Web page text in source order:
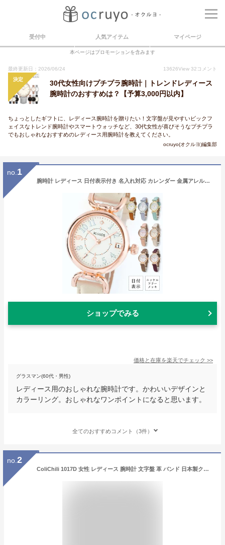
受付中 人気アイテム マイページ
本ページはプロモーションを含みます
最終更新日：2026/06/24 13626View 32 コメント
決定
30代女性向けプチプラ腕時計｜トレンドレディース
腕時計のおすすめは？【予算3,000円以内】
ちょっとしたギフトに、レディース腕時計を贈りたい！文字盤が見やすいビックフ
ェイスなトレンド腕時計やスマートウォッチなど、30代女性が喜びそうなプチプラ
でもおしゃれなおすすめのレディース用腕時計を教えてください。
ocruyo(オクルヨ)編集部
no. 1
腕時計 レディース 日付表示付き 名入れ対応 カレンダー 金属アレルギー ニッケルフリー シンプルウォッチ かわいい おしゃれ 大人 細ベルト ブランド Kiitos カジュアル 30代 綺麗 見やすい 仕事 学生 プレゼント 母の日 ギフト 1年間のメーカー保証付
ショップでみる
価格と在庫を楽天でチェック >>
グラスマン(60代・男性)
レディース用のおしゃれな腕時計です。かわいいデザインと
カラーリング。おしゃれなワンポイントになると思います。
全てのおすすめコメント（3件）
no. 2
ColiChili 1017D 女性 レディース 腕時計 文字盤 革 バンド 日本製クオーツ 3気圧防水 ファッション ウォッチ (ピンク)